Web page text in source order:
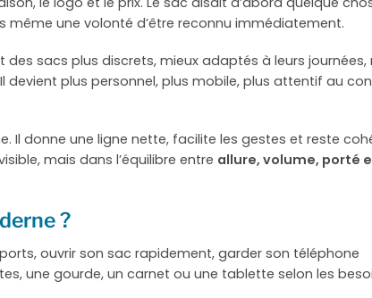
une volonté d’être reconnu immédiatement.
des sacs plus discrets, mieux adaptés à leurs journées,
plus personnel, plus mobile, plus attentif au
Il donne une ligne nette, facilite les gestes et reste
mais dans l’équilibre entre allure, volume, porté
?
ouvrir son sac rapidement, garder son téléphone
une gourde, un carnet ou une tablette selon les